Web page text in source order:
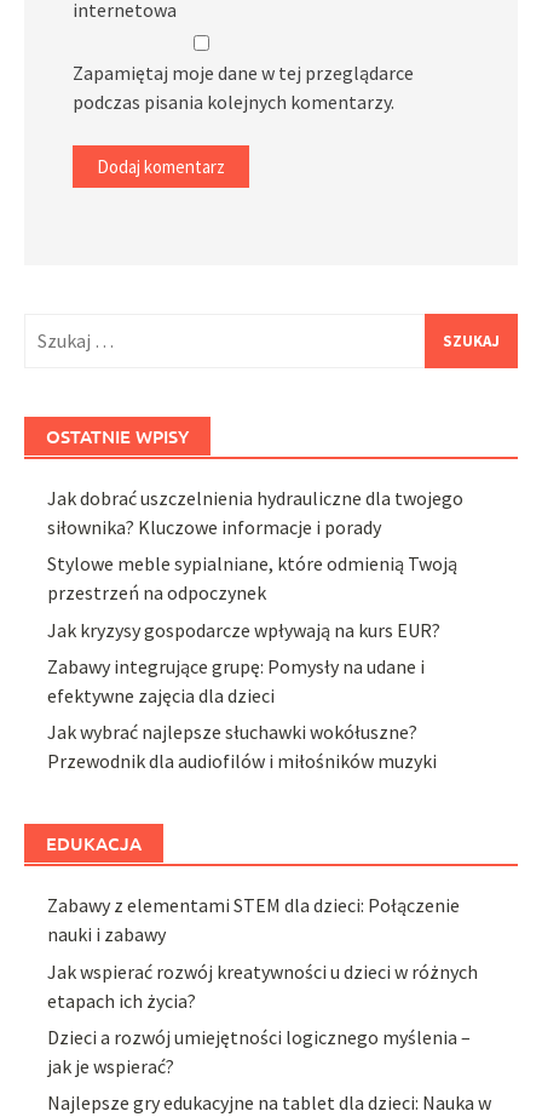
internetowa
Zapamiętaj moje dane w tej przeglądarce
podczas pisania kolejnych komentarzy.
OSTATNIE WPISY
Jak dobrać uszczelnienia hydrauliczne dla twojego
siłownika? Kluczowe informacje i porady
Stylowe meble sypialniane, które odmienią Twoją
przestrzeń na odpoczynek
Jak kryzysy gospodarcze wpływają na kurs EUR?
Zabawy integrujące grupę: Pomysły na udane i
efektywne zajęcia dla dzieci
Jak wybrać najlepsze słuchawki wokółuszne?
Przewodnik dla audiofilów i miłośników muzyki
EDUKACJA
Zabawy z elementami STEM dla dzieci: Połączenie
nauki i zabawy
Jak wspierać rozwój kreatywności u dzieci w różnych
etapach ich życia?
Dzieci a rozwój umiejętności logicznego myślenia –
jak je wspierać?
Najlepsze gry edukacyjne na tablet dla dzieci: Nauka w